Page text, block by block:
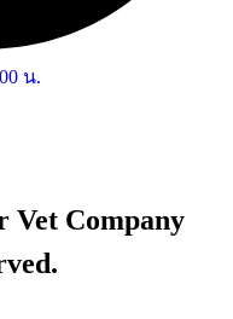
น.
Vet Company